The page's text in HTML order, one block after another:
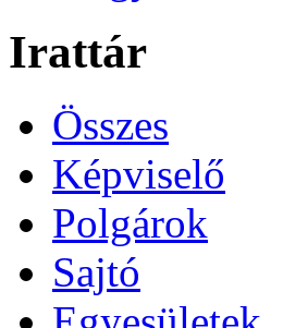
Irattár
Összes
Képviselő
Polgárok
Sajtó